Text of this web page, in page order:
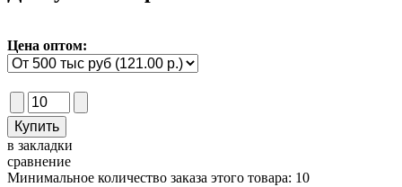
Цена оптом:
в закладки
сравнение
Минимальное количество заказа этого товара: 10